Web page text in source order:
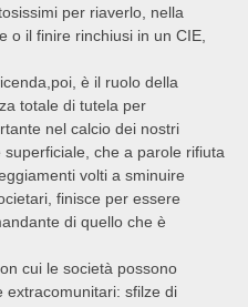
per riaverlo, nella
o il finire rinchiusi in un CIE,
è il ruolo della
totale di tutela per
nel calcio dei nostri
che a parole rifiuta
volti a sminuire
finisce per essere
di quello che è
cui le società possono
extracomunitari: sfilze di